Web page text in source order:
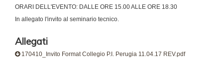
ORARI DELL'EVENTO: DALLE ORE 15.00 ALLE ORE 18.30
In allegato l'invito al seminario tecnico.
Allegati
170410_Invito Format Collegio P.I. Perugia 11.04.17 REV.pdf